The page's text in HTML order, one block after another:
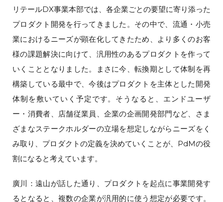
リテールDX事業本部では、各企業ごとの要望に寄り添った
プロダクト開発を行ってきました。その中で、流通・小売
業におけるニーズが顕在化してきたため、より多くのお客
様の課題解決に向けて、汎用性のあるプロダクトを作って
いくこととなりました。まさに今、転換期として体制を再
構築している最中で、今後はプロダクトを主体とした開発
体制を敷いていく予定です。そうなると、エンドユーザ
ー・消費者、店舗従業員、企業の企画開発部門など、さま
ざまなステークホルダーの立場を想定しながらニーズをく
み取り、プロダクトの定義を決めていくことが、PdMの役
割になると考えています。
廣川：遠山が話した通り、プロダクトを起点に事業開発す
るとなると、複数の企業が汎用的に使う想定が必要です。